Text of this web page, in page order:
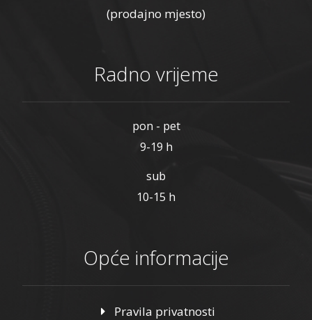
(prodajno mjesto)
Radno vrijeme
pon - pet
9-19 h
sub
10-15 h
Opće informacije
Pravila privatnosti